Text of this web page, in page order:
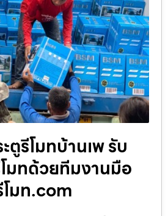
ตูรีโมทบ้านเพ รับ
มทด้วยทีมงานมือ
มท.com